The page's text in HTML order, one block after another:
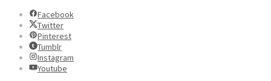
Facebook
Twitter
Pinterest
Tumblr
Instagram
Youtube